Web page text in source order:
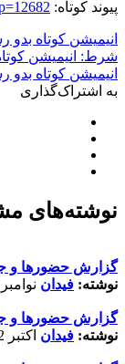
پیوند کوتاه:
انیمیشن کوتاه
شرط: انیمیشن
انیمیشن کوتاه بدو
به اشتراک‌گذاری
نوشته‌های
گزارش حضورها و
نوشته: فیدان نوامبر 27, 2023
گزارش حضورها و
نوشته: فیدان اکتبر 22, 2023